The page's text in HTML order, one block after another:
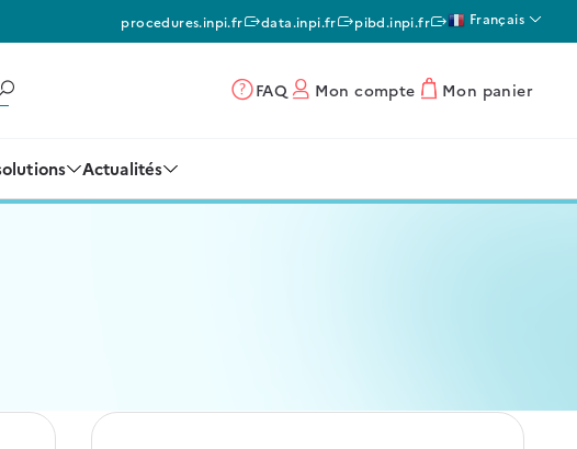
procedures.inpi.fr data.inpi.fr pibd.inpi.fr Français
FAQ Mon compte Mon panier
Actualités